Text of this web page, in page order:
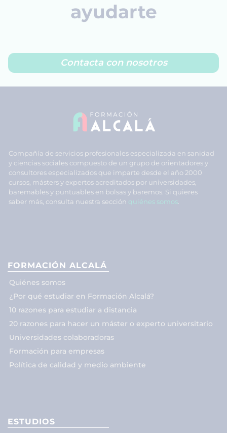
ayudarte
Contacta con nosotros
Compañía de servicios profesionales especializada en sanidad
y ciencias sociales compuesto de un grupo de orientadores y
consultores especializados que imparte desde el año 2000
cursos, másters y expertos acreditados por universidades,
baremables y puntuables en bolsas y baremos. Si quieres
saber más, consulta nuestra sección quiénes somos
FORMACIÓN ALCALÁ
Quiénes somos
¿Por qué estudiar en Formación Alcalá?
10 razones para estudiar a distancia
20 razones para hacer un máster o experto universitario
Universidades colaboradoras
Formación para empresas
Política de calidad y medio ambiente
ESTUDIOS